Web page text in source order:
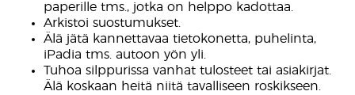
paperille tms., jotka on helppo kadottaa.
Arkistoi suostumukset.
Älä jätä kannettavaa tietokonetta, puhelinta,
iPadia tms. autoon yön yli.
Tuhoa silppurissa vanhat tulosteet tai asiakirjat.
Älä koskaan heitä niitä tavalliseen roskikseen.